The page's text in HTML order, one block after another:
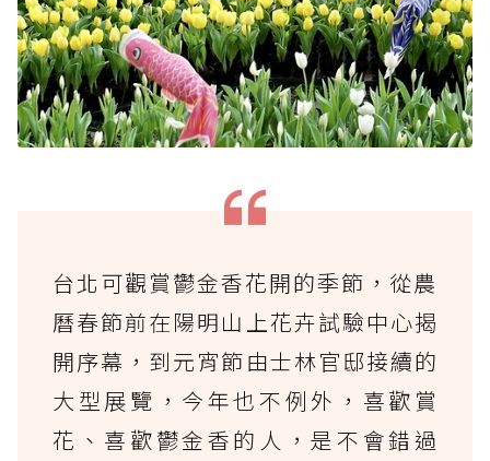
台北可觀賞鬱金香花開的季節，從農
曆春節前在陽明山上花卉試驗中心揭
開序幕，到元宵節由士林官邸接續的
大型展覽，今年也不例外，喜歡賞
花、喜歡鬱金香的人，是不會錯過